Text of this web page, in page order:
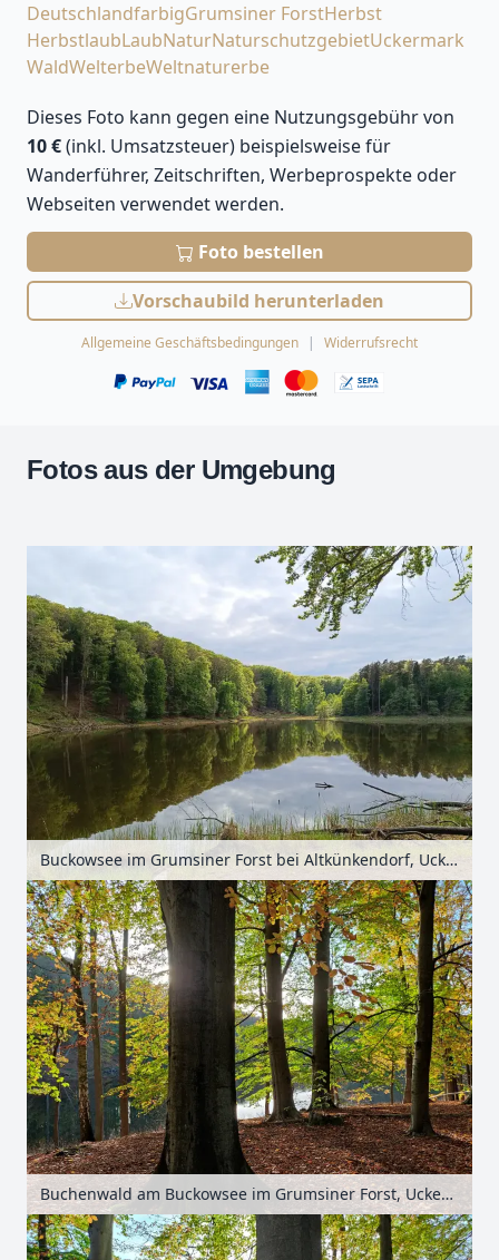
DeutschlandfarbigGrumsiner ForstHerbst
HerbstlaubLaubNaturNaturschutzgebietUckermark
WaldWelterbeWeltnaturerbe
Dieses Foto kann gegen eine Nutzungsgebühr von
10 €(inkl. Umsatzsteuer) beispielsweise für
Wanderführer, Zeitschriften, Werbeprospekte oder
Webseiten verwendet werden.
Foto bestellen
Vorschaubild herunterladen
Allgemeine Geschäftsbedingungen Widerrufsrecht
Fotos aus der Umgebung
+
Buckowsee im Grumsiner Forst bei Altkünkendorf, Uckermark, Brandenburg, Deutschland
Buchenwald am Buckowsee im Grumsiner Forst, Uckermark, Brandenburg, Deutschland